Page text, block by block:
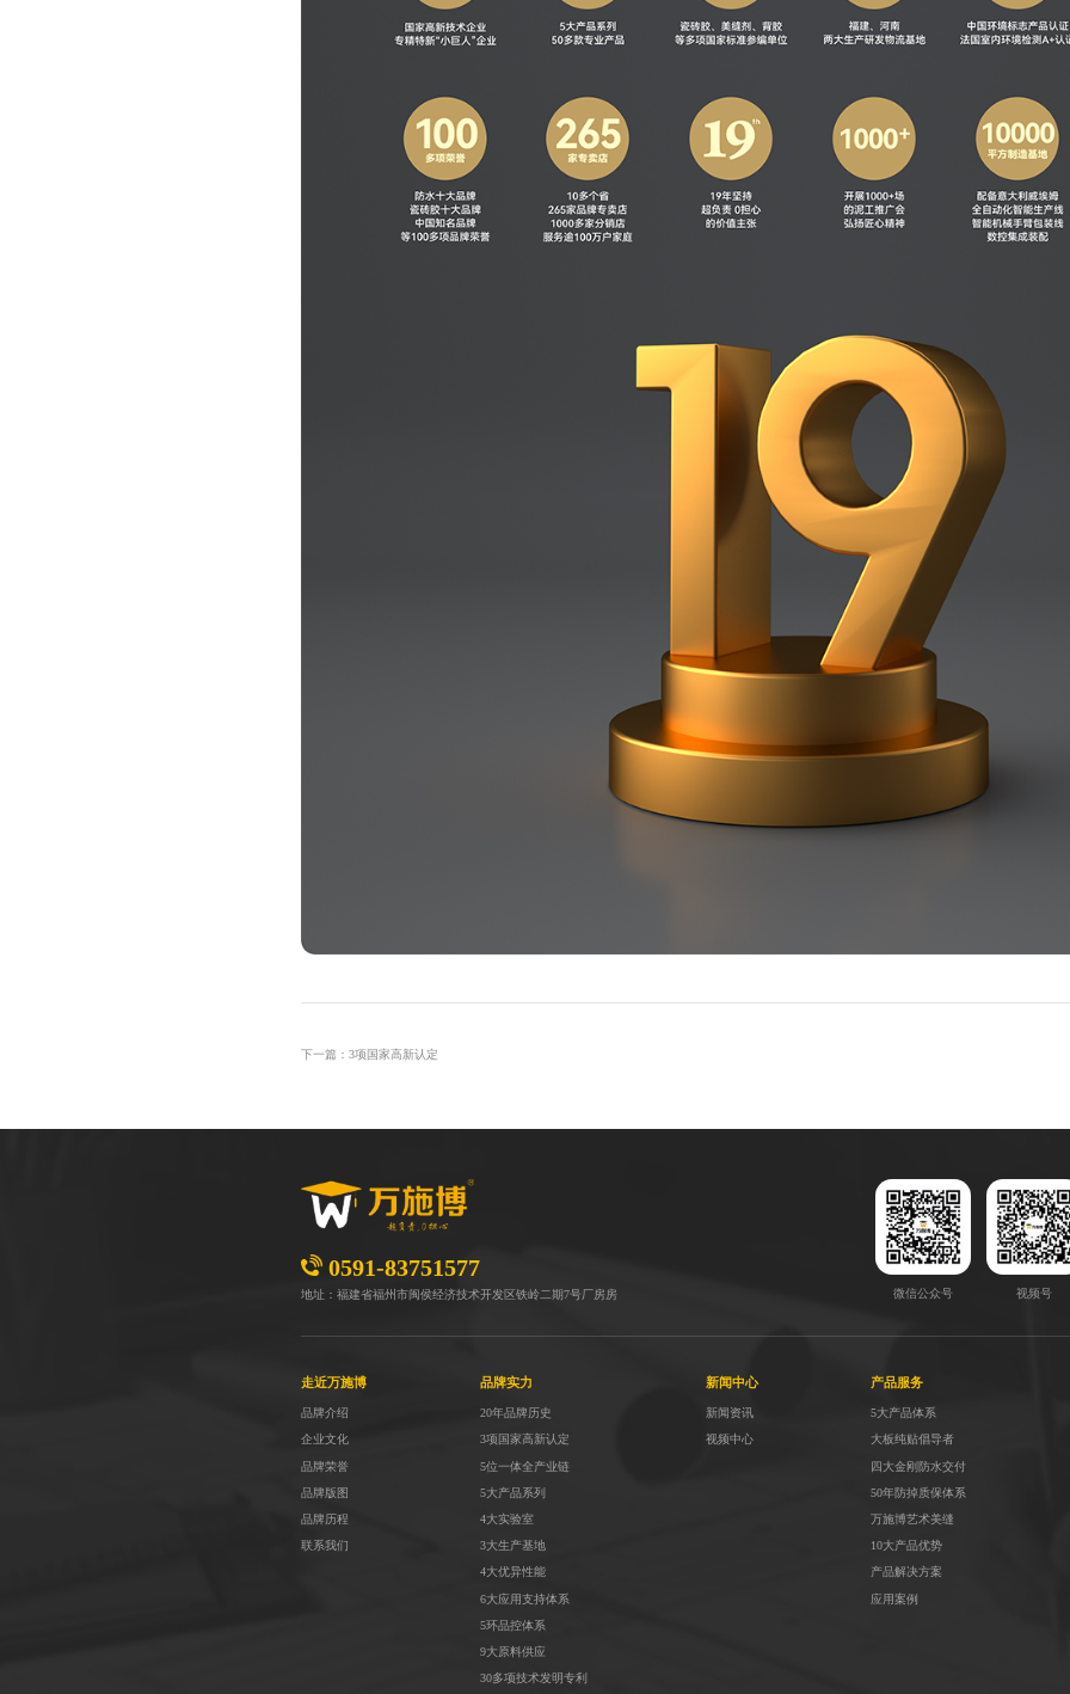
下一篇：3项国家高新认定
0591-83751577
地址：福建省福州市闽侯经济技术开发区铁岭二期7号厂房房 微信公众号 视频号
走近万施博
品牌介绍
企业文化
品牌荣誉
品牌版图
品牌历程
联系我们
品牌实力
20年品牌历史
3项国家高新认定
5位一体全产业链
5大产品系列
4大实验室
3大生产基地
4大优异性能
6大应用支持体系
5环品控体系
9大原料供应
30多项技术发明专利
新闻中心
新闻资讯
视频中心
产品服务
5大产品体系
大板纯贴倡导者
四大金刚防水交付
50年防掉质保体系
万施博艺术美缝
10大产品优势
产品解决方案
应用案例